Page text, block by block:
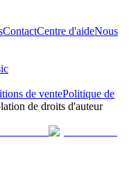
ContactCentre d'aideNous
de ventePolitique de
de droits d'auteur